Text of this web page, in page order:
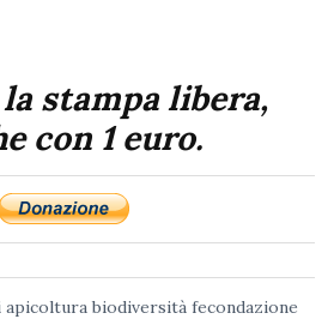
stampa libera,
con 1 euro.
apicoltura biodiversità fecondazione